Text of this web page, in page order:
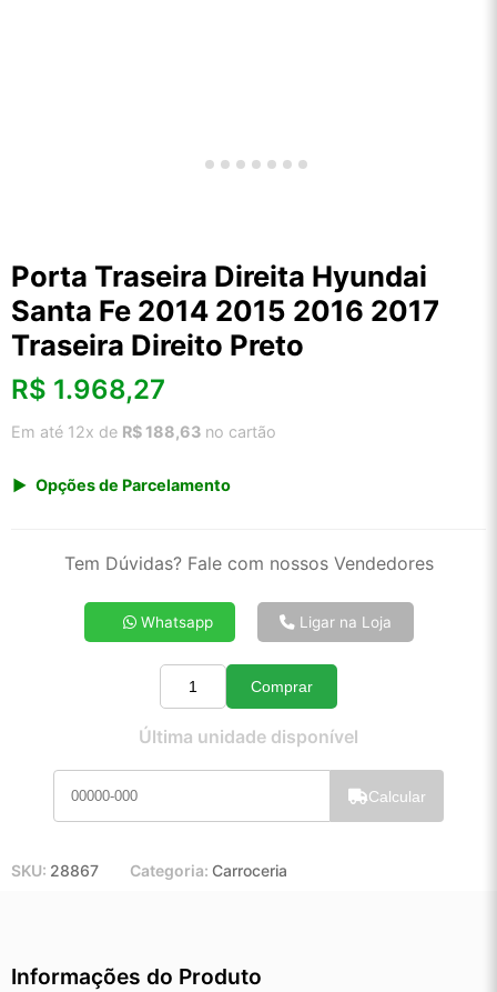
Porta Traseira Direita Hyundai
Santa Fe 2014 2015 2016 2017
Traseira Direito Preto
R$ 1.968,27
Em até 12x de R$ 188,63 no cartão
Opções de Parcelamento
2x de R$ 1.054,99
4x de R$ 535,12
5x de R$ 431,05
10x de R$ 223,00
11x de R$ 204,88
Tem Dúvidas? Fale com nossos Vendedores
Whatsapp Ligar na Loja
Quantidade
Comprar
Última unidade disponível
Calcular
SKU: 28867 Categoria: Carroceria
Informações do Produto